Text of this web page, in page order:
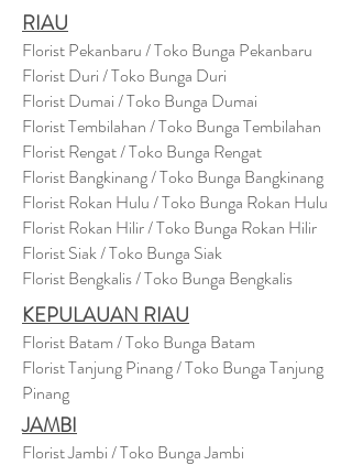
RIAU
Florist Pekanbaru / Toko Bunga Pekanbaru
Florist Duri / Toko Bunga Duri
Florist Dumai / Toko Bunga Dumai
Florist Tembilahan / Toko Bunga Tembilahan
Florist Rengat / Toko Bunga Rengat
Florist Bangkinang / Toko Bunga Bangkinang
Florist Rokan Hulu / Toko Bunga Rokan Hulu
Florist Rokan Hilir / Toko Bunga Rokan Hilir
Florist Siak / Toko Bunga Siak
Florist Bengkalis / Toko Bunga Bengkalis
KEPULAUAN RIAU
Florist Batam / Toko Bunga Batam
Florist Tanjung Pinang / Toko Bunga Tanjung
Pinang
JAMBI
Florist Jambi / Toko Bunga Jambi